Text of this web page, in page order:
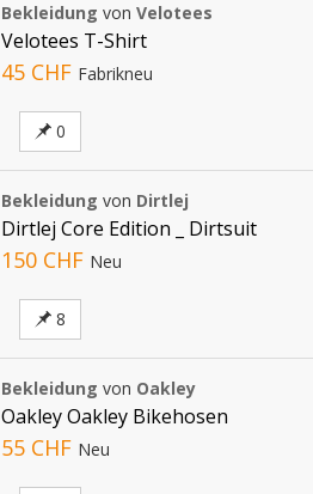
Bekleidung von Velotees
Velotees T-Shirt
45 CHF Fabrikneu
0
Bekleidung von Dirtlej
Dirtlej Core Edition _ Dirtsuit
150 CHF Neu
8
Bekleidung von Oakley
Oakley Oakley Bikehosen
55 CHF Neu